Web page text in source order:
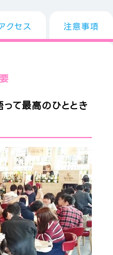
クセス 注意事項
て最高のひととき